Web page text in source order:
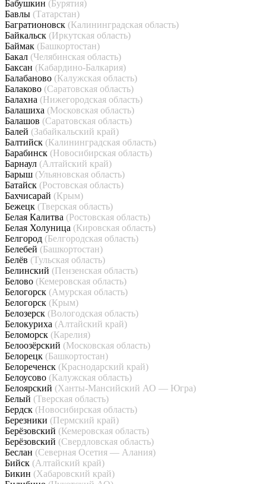
Бабушкин (Бурятия)
Бавлы (Татарстан)
Багратионовск (Калининградская область)
Байкальск (Иркутская область)
Баймак (Башкортостан)
Бакал (Челябинская область)
Баксан (Кабардино-Балкария)
Балабаново (Калужская область)
Балаково (Саратовская область)
Балахна (Нижегородская область)
Балашиха (Московская область)
Балашов (Саратовская область)
Балей (Забайкальский край)
Балтийск (Калининградская область)
Барабинск (Новосибирская область)
Барнаул (Алтайский край)
Барыш (Ульяновская область)
Батайск (Ростовская область)
Бахчисарай (Крым)
Бежецк (Тверская область)
Белая Калитва (Ростовская область)
Белая Холуница (Кировская область)
Белгород (Белгородская область)
Белебей (Башкортостан)
Белёв (Тульская область)
Белинский (Пензенская область)
Белово (Кемеровская область)
Белогорск (Амурская область)
Белогорск (Крым)
Белозерск (Вологодская область)
Белокуриха (Алтайский край)
Беломорск (Карелия)
Белоозёрский (Московская область)
Белорецк (Башкортостан)
Белореченск (Краснодарский край)
Белоусово (Калужская область)
Белоярский (Ханты-Мансийский АО — Югра)
Белый (Тверская область)
Бердск (Новосибирская область)
Березники (Пермский край)
Берёзовский (Кемеровская область)
Берёзовский (Свердловская область)
Беслан (Северная Осетия — Алания)
Бийск (Алтайский край)
Бикин (Хабаровский край)